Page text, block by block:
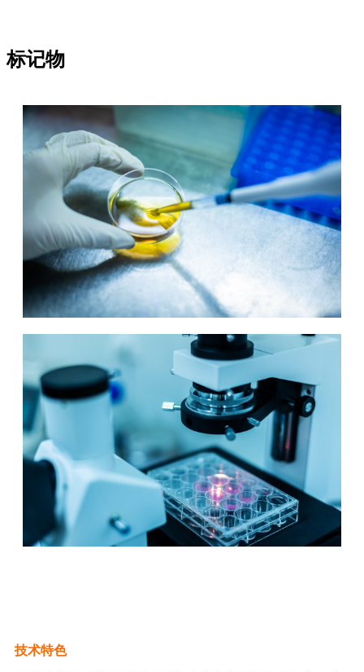
标记物
技术特色